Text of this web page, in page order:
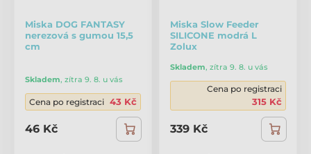
Miska DOG FANTASY
nerezová s gumou 15,5
cm
Skladem, zítra 9. 8. u vás
Cena po registraci 43 Kč
46 Kč
Miska Slow Feeder
SILICONE modrá L
Zolux
Skladem, zítra 9. 8. u vás
Cena po registraci
315 Kč
339 Kč